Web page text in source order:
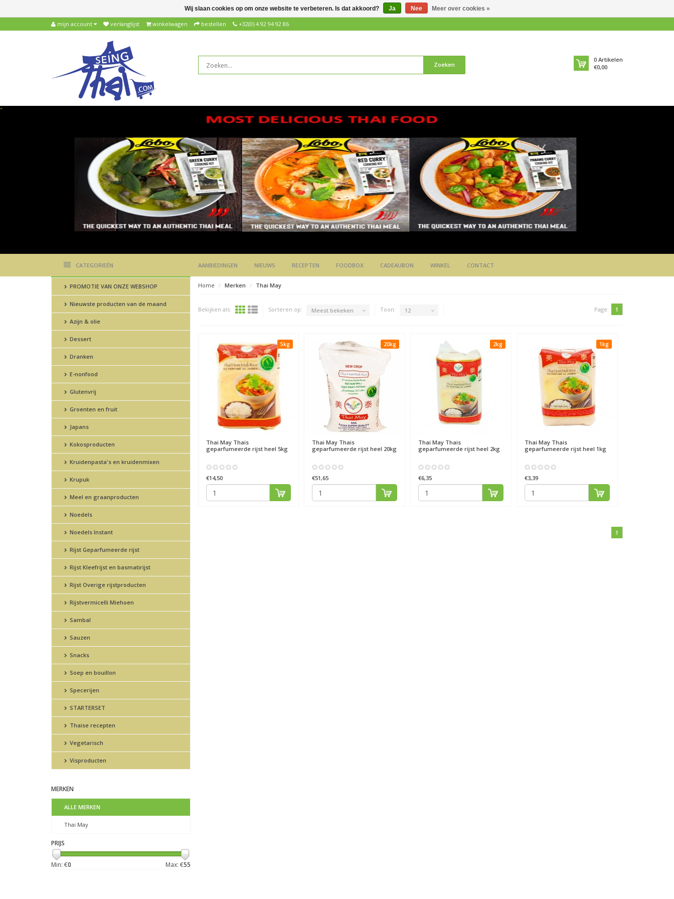
mijn account verlanglijst winkelwagen bestellen +32(0) 4 92 94 92 86
Zoeken
0 Artikelen
€0,00
"
CATEGORIEËN AANBIEDINGEN NIEUWS RECEPTEN FOODBOX CADEAUBON WINKEL CONTACT
PROMOTIE VAN ONZE WEBSHOP
Nieuwste producten van de maand
Azijn & olie
Dessert
Dranken
E-nonfood
Glutenvrij
Groenten en fruit
Japans
Kokosproducten
Kruidenpasta's en kruidenmixen
Krupuk
Meel en graanproducten
Noedels
Noedels Instant
Rijst Geparfumeerde rijst
Rijst Kleefrijst en basmatirijst
Rijst Overige rijstproducten
Rijstvermicelli Miehoen
Sambal
Sauzen
Snacks
Soep en bouillon
Specerijen
STARTERSET
Thaise recepten
Vegetarisch
Visproducten
MERKEN
ALLE MERKEN
Thai May
PRIJS
Min: €0 Max: €55
Home Merken Thai May
Bekijken als: Sorteren op: Meest bekeken Toon: 12 Page: 1
5kg
Thai MayThais
geparfumeerde rijst heel 5kg
€14,50
20kg
Thai May Thais
geparfumeerde rijst heel 20kg
€51,65
2kg
Thai May Thais
geparfumeerde rijst heel 2kg
€6,35
1kg
Thai May Thais
geparfumeerde rijst heel 1kg
€3,39
1
Wij slaan cookies op om onze website te verbeteren. Is dat akkoord? Ja Nee Meer over cookies »